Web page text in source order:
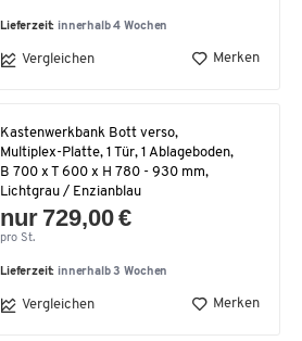
Lieferzeit: innerhalb 4 Wochen
Vergleichen Merken
Kastenwerkbank Bott verso,
Multiplex-Platte, 1 Tür, 1 Ablageboden,
B 700 x T 600 x H 780 - 930 mm,
Lichtgrau / Enzianblau
nur 729,00 €
pro St.
Lieferzeit: innerhalb 3 Wochen
Vergleichen Merken